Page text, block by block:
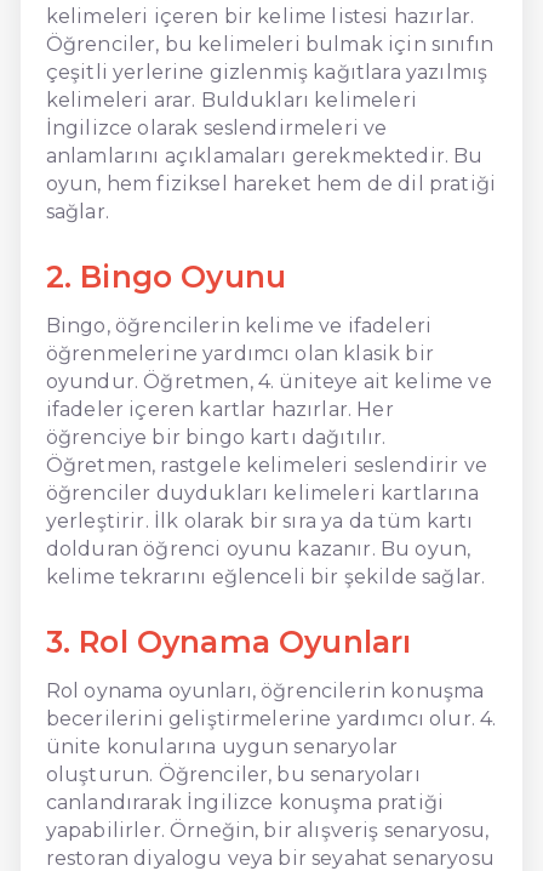
kelimeleri içeren bir kelime listesi hazırlar.
Öğrenciler, bu kelimeleri bulmak için sınıfın
çeşitli yerlerine gizlenmiş kağıtlara yazılmış
kelimeleri arar. Buldukları kelimeleri
İngilizce olarak seslendirmeleri ve
anlamlarını açıklamaları gerekmektedir. Bu
oyun, hem fiziksel hareket hem de dil pratiği
sağlar.
2. Bingo Oyunu
Bingo, öğrencilerin kelime ve ifadeleri
öğrenmelerine yardımcı olan klasik bir
oyundur. Öğretmen, 4. üniteye ait kelime ve
ifadeler içeren kartlar hazırlar. Her
öğrenciye bir bingo kartı dağıtılır.
Öğretmen, rastgele kelimeleri seslendirir ve
öğrenciler duydukları kelimeleri kartlarına
yerleştirir. İlk olarak bir sıra ya da tüm kartı
dolduran öğrenci oyunu kazanır. Bu oyun,
kelime tekrarını eğlenceli bir şekilde sağlar.
3. Rol Oynama Oyunları
Rol oynama oyunları, öğrencilerin konuşma
becerilerini geliştirmelerine yardımcı olur. 4.
ünite konularına uygun senaryolar
oluşturun. Öğrenciler, bu senaryoları
canlandırarak İngilizce konuşma pratiği
yapabilirler. Örneğin, bir alışveriş senaryosu,
restoran diyalogu veya bir seyahat senaryosu